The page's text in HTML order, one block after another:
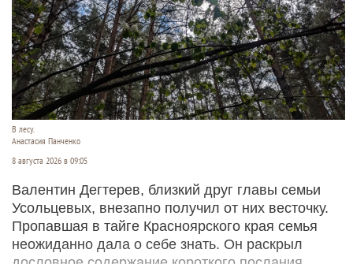
В лесу.
Анастасия Панченко
8 августа 2026 в 09:05
Валентин Дегтерев, близкий друг главы семьи
Усольцевых, внезапно получил от них весточку.
Пропавшая в тайге Красноярского края семья
неожиданно дала о себе знать. Он раскрыл